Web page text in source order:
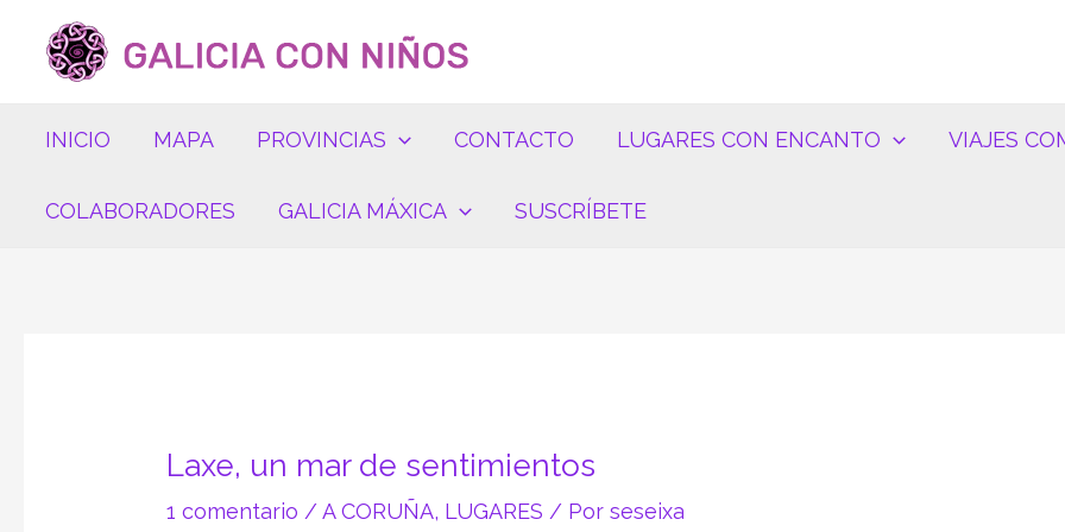
contenido
INICIO MAPA PROVINCIAS CONTACTO LUGARES CON ENCANTO VIAJES
COLABORADORES GALICIA MÁXICA SUSCRÍBETE
Laxe, un mar de sentimientos
1 comentario /A CORUÑA, LUGARES / Porseseixa
Navegación
de
entradas